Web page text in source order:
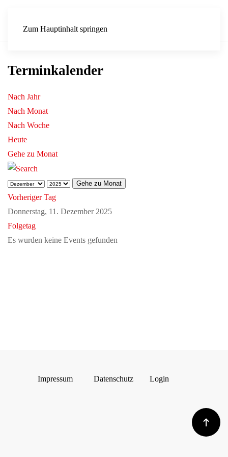
Zum Hauptinhalt springen
Terminkalender
Nach Jahr
Nach Monat
Nach Woche
Heute
Gehe zu Monat
Gehe zu Monat
Vorheriger Tag
Donnerstag, 11. Dezember 2025
Folgetag
Es wurden keine Events gefunden
Impressum Datenschutz Login